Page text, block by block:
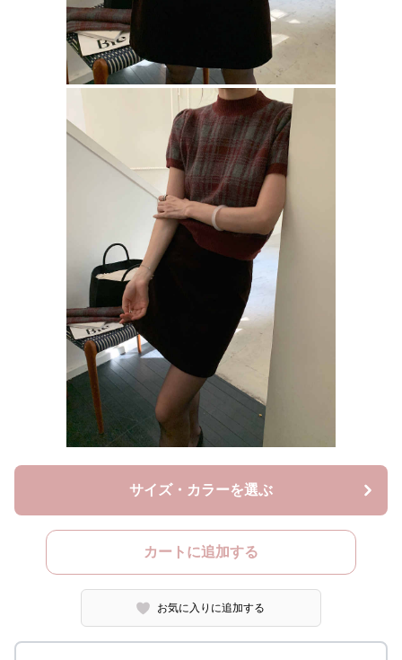
サイズ・カラーを選ぶ
カートに追加する
お気に入りに追加する